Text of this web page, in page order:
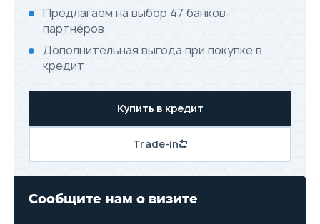
Предлагаем на выбор 47 банков-
партнёров
Дополнительная выгода при покупке в
кредит
Купить в кредит
Trade-in
Сообщите нам о визите